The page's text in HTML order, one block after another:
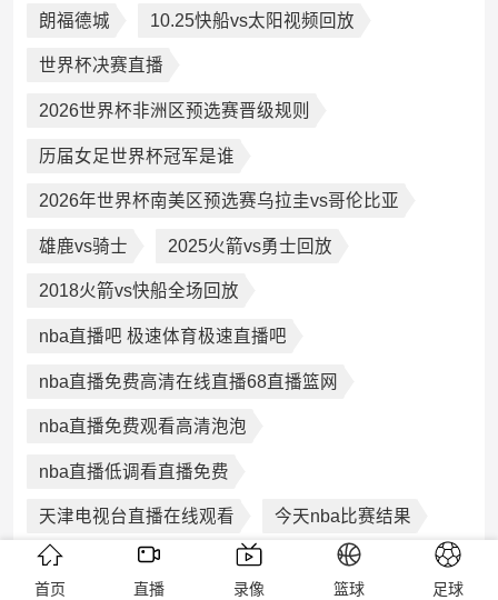
首页 直播 录像 篮球 足球
朗福德城 10.25快船vs太阳视频回放
世界杯决赛直播
2026世界杯非洲区预选赛晋级规则
历届女足世界杯冠军是谁
2026年世界杯南美区预选赛乌拉圭vs哥伦比亚
雄鹿vs骑士 2025火箭vs勇士回放
2018火箭vs快船全场回放
nba直播吧 极速体育极速直播吧
nba直播免费高清在线直播68直播篮网
nba直播免费观看高清泡泡
nba直播低调看直播免费
天津电视台直播在线观看 今天nba比赛结果
雨燕直播免费观看 低调看直播jrs飞速直播